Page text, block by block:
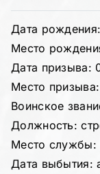
Дата
Место
Дата призыва:
Место
Воинское
Должность:
Место службы:
Дата выбытия: